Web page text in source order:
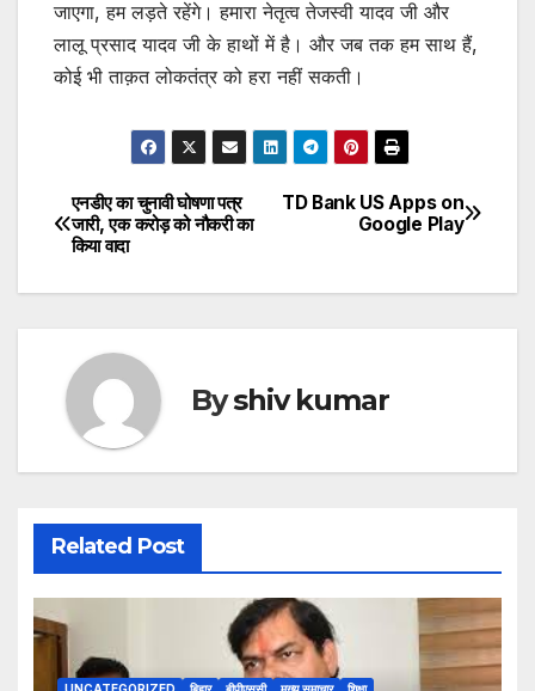
जाएगा, हम लड़ते रहेंगे। हमारा नेतृत्व तेजस्वी यादव जी और
लालू प्रसाद यादव जी के हाथों में है। और जब तक हम साथ हैं,
कोई भी ताक़त लोकतंत्र को हरा नहीं सकती।
Post
navigation
TD Bank US Apps on
Google Play
एनडीए का चुनावी घोषणा पत्र
जारी, एक करोड़ को नौकरी का
किया वादा
Byshiv kumar
Related Post